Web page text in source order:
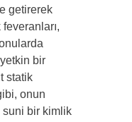
getirerek
bir
statik
onun
suni bir kimlik